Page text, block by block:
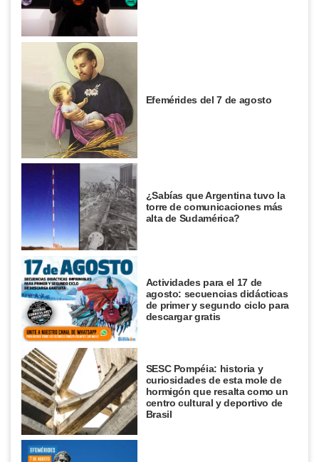
Efemérides del 7 de agosto
¿Sabías que Argentina tuvo la
torre de comunicaciones más
alta de Sudamérica?
Actividades para el 17 de
agosto: secuencias didácticas
de primer y segundo ciclo para
descargar gratis
SESC Pompéia: historia y
curiosidades de esta mole de
hormigón que resalta como un
centro cultural y deportivo de
Brasil